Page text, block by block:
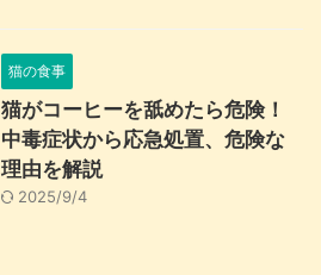
猫の食事
猫がコーヒーを舐めたら危険！
中毒症状から応急処置、危険な
理由を解説
2025/9/4